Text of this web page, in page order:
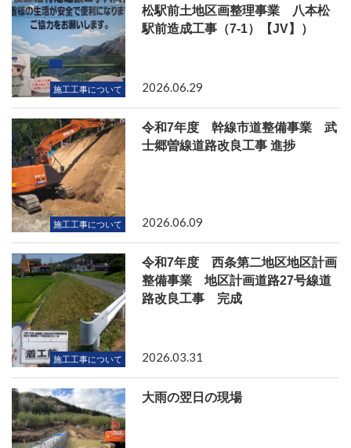
施工工事について
松駅前土地区画整理事業 八本松
駅前造成工事（7-1）【JV】）
2026.06.29
施工工事について
令和7年度 幹線市道整備事業 武
士郷曽線道路改良工事 進捗
2026.06.09
施工工事について
令和7年度 西条第二地区地区計画
整備事業 地区計画道路27号線道
路改良工事 完成
2026.03.31
大雨の翌日の現場